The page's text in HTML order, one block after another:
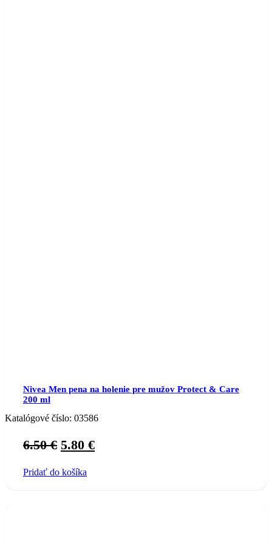
Nivea Men pena na holenie pre mužov Protect & Care
200 ml
Katalógové číslo: 03586
6.50€ Original
was:
5.80 €Current
Pridať do košíka